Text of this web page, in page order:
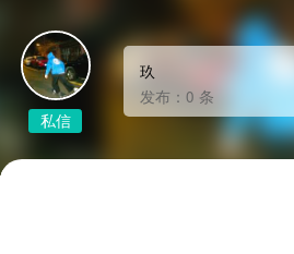
私信
玖
发布：0 条